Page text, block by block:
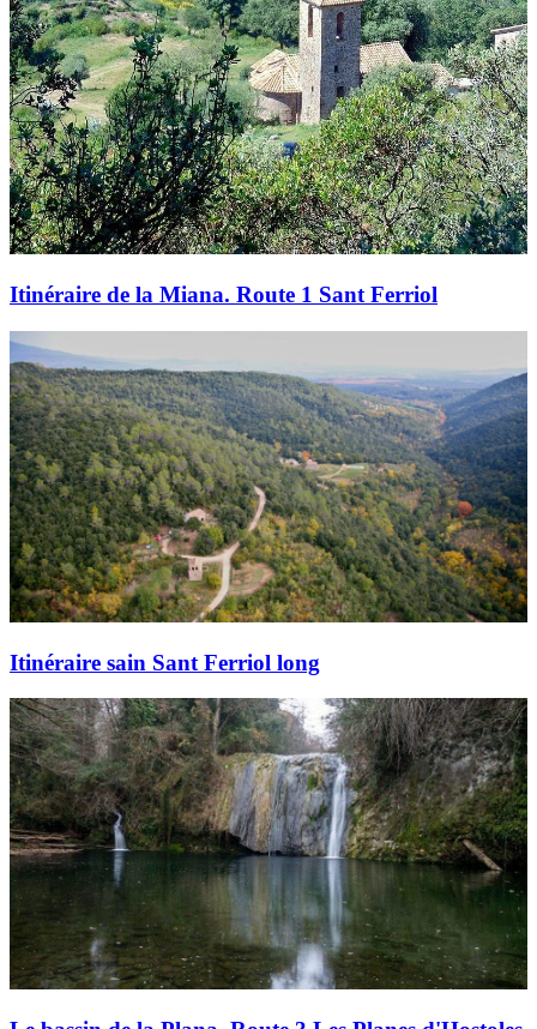
Itinéraire de la Miana. Route 1 Sant Ferriol
Itinéraire sain Sant Ferriol long